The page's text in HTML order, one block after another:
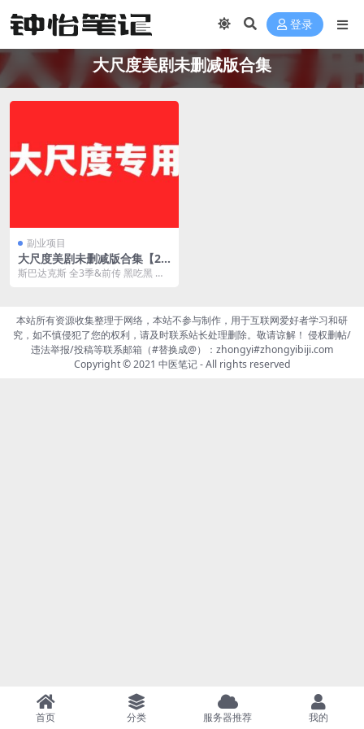
登录
大尺度美剧未删减版合集
副业项目
大尺度美剧未删减版合集【22
部】
斯巴达克斯 全3季&前传 黑吃黑 全4
本站所有资源收集整理于网络，本站不参与制作，用于互联网爱好者学习和研
究，如不慎侵犯了您的权利，请及时联系站长处理删除。敬请谅解！ 侵权删帖/
违法举报/投稿等联系邮箱（#替换成@）：zhongyi#zhongyibiji.com
Copyright © 2021 中医笔记- All rights reserved
首页 分类 服务器推荐 我的